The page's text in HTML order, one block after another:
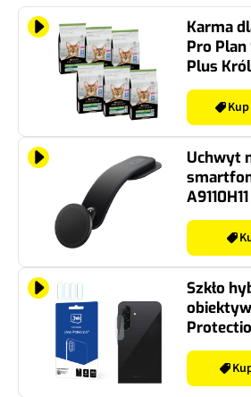
Karma
Pro
Plus
Uchwyt
Szkło
Galaxy